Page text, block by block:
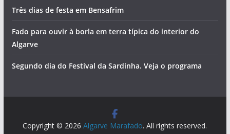
Três dias de festa em Bensafrim
Fado para ouvir à borla em terra típica do interior do
Algarve
Segundo dia do Festival da Sardinha. Veja o programa
Copyright © 2026Algarve Marafado. All rights reserved.